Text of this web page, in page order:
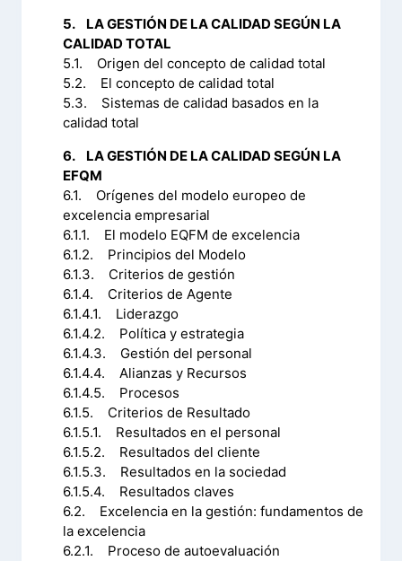
5. LA GESTIÓN DE LA CALIDAD SEGÚN LA
CALIDAD TOTAL
5.1. Origen del concepto de calidad total
5.2. El concepto de calidad total
5.3. Sistemas de calidad basados en la
calidad total
6. LA GESTIÓN DE LA CALIDAD SEGÚN LA
EFQM
6.1. Orígenes del modelo europeo de
excelencia empresarial
6.1.1. El modelo EQFM de excelencia
6.1.2. Principios del Modelo
6.1.3. Criterios de gestión
6.1.4. Criterios de Agente
6.1.4.1. Liderazgo
6.1.4.2. Política y estrategia
6.1.4.3. Gestión del personal
6.1.4.4. Alianzas y Recursos
6.1.4.5. Procesos
6.1.5. Criterios de Resultado
6.1.5.1. Resultados en el personal
6.1.5.2. Resultados del cliente
6.1.5.3. Resultados en la sociedad
6.1.5.4. Resultados claves
6.2. Excelencia en la gestión: fundamentos de
la excelencia
6.2.1. Proceso de autoevaluación